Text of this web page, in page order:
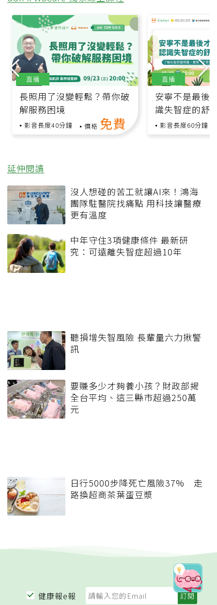
長照用了沒變輕鬆？帶你破
解服務困境
影音長度40分鐘 價格 免費
直播
安寧不是最後
識失智症的舒
影音長度60分鐘
直播
延伸閱讀
沒人想碰的苦工就讓AI來！鴻海
團隊駐醫院找痛點 用科技讓醫療
更有溫度
中年守住3項健康條件 最新研
究：可遠離失智症超過10年
聽損增失智風險 長輩量六力揪警
訊
要賺多少才夠養小孩？財政部揭
全台平均、這三縣市超過250萬
元
日行5000步降死亡風險37% 走
路換超商茶葉蛋豆漿
健康報e報